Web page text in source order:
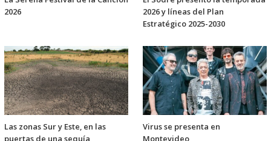
2026
2026 y líneas del Plan
Estratégico 2025-2030
Las zonas Sur y Este, en las
Virus se presenta en